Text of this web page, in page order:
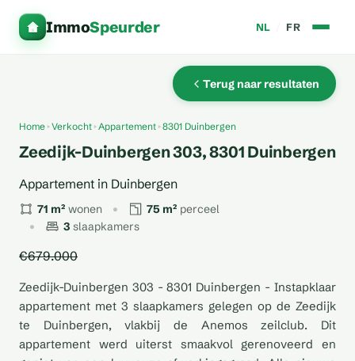
ImmoSpeurder NL FR
Terug naar resultaten
Home Verkocht Appartement 8301 Duinbergen
Zeedijk-Duinbergen 303, 8301 Duinbergen
Appartement in Duinbergen
71 m² wonen 75 m² perceel
3 slaapkamers
€679.000
Zeedijk-Duinbergen 303 - 8301 Duinbergen - Instapklaar
appartement met 3 slaapkamers gelegen op de Zeedijk
te Duinbergen, vlakbij de Anemos zeilclub. Dit
appartement werd uiterst smaakvol gerenoveerd en